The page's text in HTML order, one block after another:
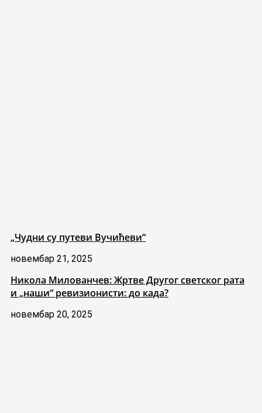
„Чудни су путеви Вучићеви“
новембар 21, 2025
Никола Милованчев: Жртве Другог светског рата
и „наши“ ревизионисти: до када?
новембар 20, 2025